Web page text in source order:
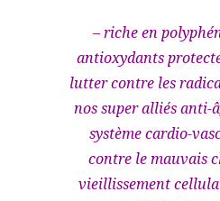
– riche en
antioxydants
lutter contre les
nos super alliés anti-
système cardio-
contre le mauvais
vieillissement